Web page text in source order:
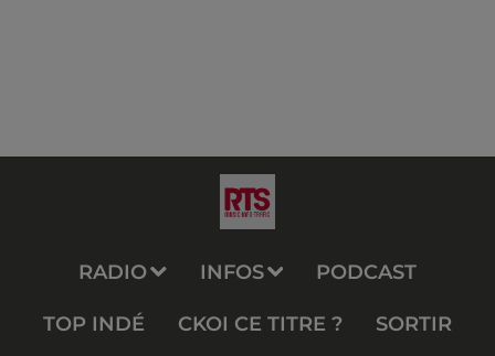
RADIO INFOS PODCAST
TOP INDÉ CKOI CE TITRE ? SORTIR